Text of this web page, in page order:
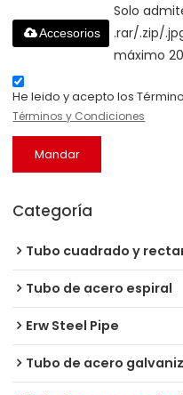
Solo
.rar/.zip/
máximo
Accesorios
He leido y acepto los
Términos y Condiciones
Mandar
Categoría
Tubo cuadrado y
Tubo de acero espiral
Erw Steel Pipe
Tubo de acero